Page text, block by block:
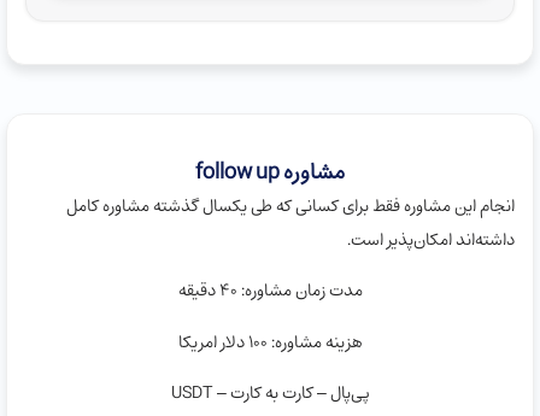
مشاوره follow up
انجام این مشاوره فقط برای کسانی که طی یکسال گذشته مشاوره کامل
داشته‌اند امکان‌پذیر است.
مدت زمان مشاوره: ۴۰ دقیقه
هزینه مشاوره: ۱۰۰ دلار امریکا
پی‌پال – کارت به کارت – USDT